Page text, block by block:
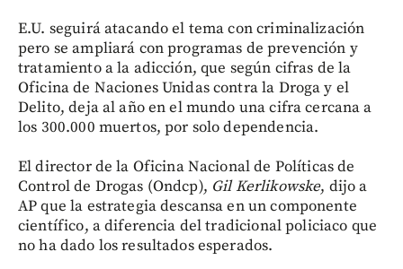
E.U. seguirá atacando el tema con criminalización
pero se ampliará con programas de prevención y
tratamiento a la adicción, que según cifras de la
Oficina de Naciones Unidas contra la Droga y el
Delito, deja al año en el mundo una cifra cercana a
los 300.000 muertos, por solo dependencia.
El director de la Oficina Nacional de Políticas de
Control de Drogas (Ondcp), Gil Kerlikowske, dijo a
AP que la estrategia descansa en un componente
científico, a diferencia del tradicional policiaco que
no ha dado los resultados esperados.